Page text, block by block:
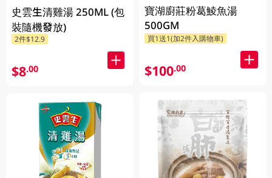
史雲生清雞湯 250ML (包
裝隨機發放)
2件$12.9
$8.00
寶湖廚莊粉葛鯪魚湯
500GM
買1送1(加2件入購物車)
$100.00